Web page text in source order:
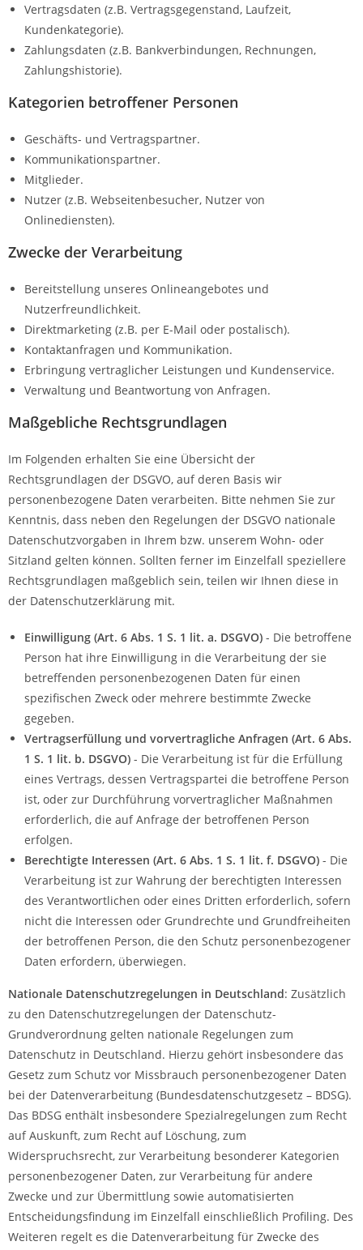
Vertragsdaten (z.B. Vertragsgegenstand, Laufzeit,
Kundenkategorie).
Zahlungsdaten (z.B. Bankverbindungen, Rechnungen,
Zahlungshistorie).
Kategorien betroffener Personen
Geschäfts- und Vertragspartner.
Kommunikationspartner.
Mitglieder.
Nutzer (z.B. Webseitenbesucher, Nutzer von
Onlinediensten).
Zwecke der Verarbeitung
Bereitstellung unseres Onlineangebotes und
Nutzerfreundlichkeit.
Direktmarketing (z.B. per E-Mail oder postalisch).
Kontaktanfragen und Kommunikation.
Erbringung vertraglicher Leistungen und Kundenservice.
Verwaltung und Beantwortung von Anfragen.
Maßgebliche Rechtsgrundlagen
Im Folgenden erhalten Sie eine Übersicht der
Rechtsgrundlagen der DSGVO, auf deren Basis wir
personenbezogene Daten verarbeiten. Bitte nehmen Sie zur
Kenntnis, dass neben den Regelungen der DSGVO nationale
Datenschutzvorgaben in Ihrem bzw. unserem Wohn- oder
Sitzland gelten können. Sollten ferner im Einzelfall speziellere
Rechtsgrundlagen maßgeblich sein, teilen wir Ihnen diese in
der Datenschutzerklärung mit.
Einwilligung (Art. 6 Abs. 1 S. 1 lit. a. DSGVO) - Die betroffene
Person hat ihre Einwilligung in die Verarbeitung der sie
betreffenden personenbezogenen Daten für einen
spezifischen Zweck oder mehrere bestimmte Zwecke
gegeben.
Vertragserfüllung und vorvertragliche Anfragen (Art. 6 Abs.
1 S. 1 lit. b. DSGVO) - Die Verarbeitung ist für die Erfüllung
eines Vertrags, dessen Vertragspartei die betroffene Person
ist, oder zur Durchführung vorvertraglicher Maßnahmen
erforderlich, die auf Anfrage der betroffenen Person
erfolgen.
Berechtigte Interessen (Art. 6 Abs. 1 S. 1 lit. f. DSGVO) - Die
Verarbeitung ist zur Wahrung der berechtigten Interessen
des Verantwortlichen oder eines Dritten erforderlich, sofern
nicht die Interessen oder Grundrechte und Grundfreiheiten
der betroffenen Person, die den Schutz personenbezogener
Daten erfordern, überwiegen.
Nationale Datenschutzregelungen in Deutschland: Zusätzlich
zu den Datenschutzregelungen der Datenschutz-
Grundverordnung gelten nationale Regelungen zum
Datenschutz in Deutschland. Hierzu gehört insbesondere das
Gesetz zum Schutz vor Missbrauch personenbezogener Daten
bei der Datenverarbeitung (Bundesdatenschutzgesetz – BDSG).
Das BDSG enthält insbesondere Spezialregelungen zum Recht
auf Auskunft, zum Recht auf Löschung, zum
Widerspruchsrecht, zur Verarbeitung besonderer Kategorien
personenbezogener Daten, zur Verarbeitung für andere
Zwecke und zur Übermittlung sowie automatisierten
Entscheidungsfindung im Einzelfall einschließlich Profiling. Des
Weiteren regelt es die Datenverarbeitung für Zwecke des